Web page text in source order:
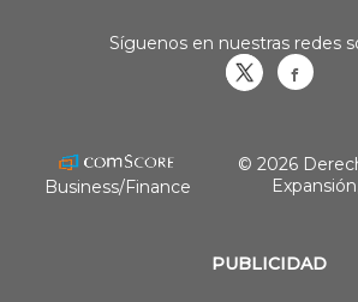
PUBLICIDAD
Síguenos en nuestras redes
Business/Finance
© 2026